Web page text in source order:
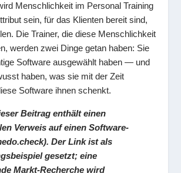
Menschlichkeit im Personal Training
sein, für das Klienten bereit sind,
Die Trainer, die diese Menschlichkeit
werden zwei Dinge getan haben: Sie
Software ausgewählt haben — und
haben, was sie mit der Zeit
Software ihnen schenkt.
Beitrag enthält einen
Verweis auf einen Software-
Der Link ist als
gesetzt; eine
Markt-Recherche wird